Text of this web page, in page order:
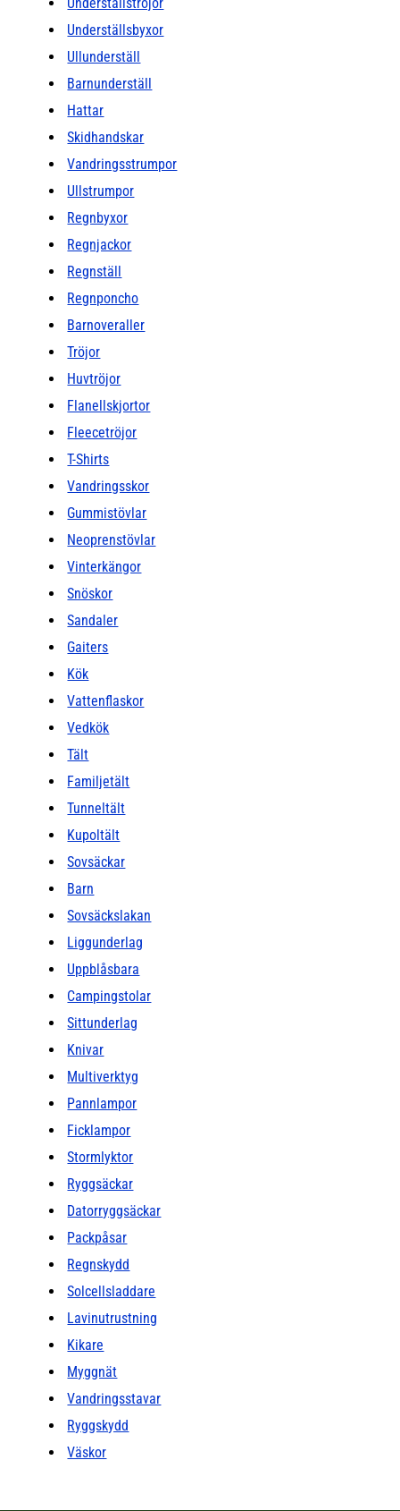
Underställsbyxor
Ullunderställ
Barnunderställ
Hattar
Skidhandskar
Vandringsstrumpor
Ullstrumpor
Regnbyxor
Regnjackor
Regnställ
Regnponcho
Barnoveraller
Tröjor
Huvtröjor
Flanellskjortor
Fleecetröjor
T-Shirts
Vandringsskor
Gummistövlar
Neoprenstövlar
Vinterkängor
Snöskor
Sandaler
Gaiters
Kök
Vattenflaskor
Vedkök
Tält
Familjetält
Tunneltält
Kupoltält
Sovsäckar
Barn
Sovsäckslakan
Liggunderlag
Uppblåsbara
Campingstolar
Sittunderlag
Knivar
Multiverktyg
Pannlampor
Ficklampor
Stormlyktor
Ryggsäckar
Datorryggsäckar
Packpåsar
Regnskydd
Solcellsladdare
Lavinutrustning
Kikare
Myggnät
Vandringsstavar
Ryggskydd
Väskor